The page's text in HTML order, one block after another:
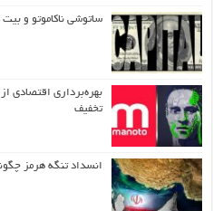
ساتوشی ناکاموتو و
بهره‌برداری اقتصادی
تخفیف
انسداد تنگه هرمز